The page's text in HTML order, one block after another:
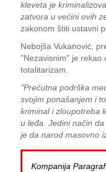
kleveta je
zatvora u većini ovih
zakonom štiti ustavni
Nebojša Vukanović,
"Nezavisnim" je rekao
totalitarizam.
"Prećutna podrška
svojim ponašanjem i
kriminal i zloupotreba
u leđa. Jedini način
je da narod masovno
Kompanija